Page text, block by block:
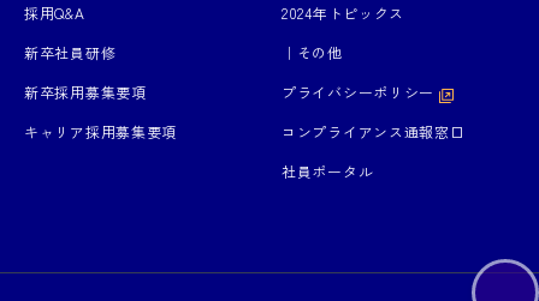
採用Q&A
新卒社員研修
新卒採用募集要項
キャリア採用募集要項
2024年トピックス
｜その他
プライバシーポリシー
コンプライアンス通報窓口
社員ポータル